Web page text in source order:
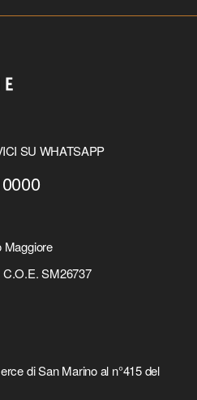
SU WHATSAPP
Maggiore
SM26737
di San Marino al n°415 del